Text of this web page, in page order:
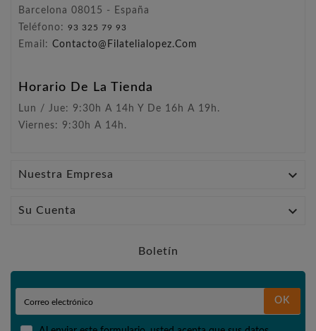
Barcelona 08015 - España
Teléfono: 93 325 79 93
Email: Contacto@filatelialopez.com
Horario De La Tienda
Lun / Jue: 9:30h A 14h Y De 16h A 19h.
Viernes: 9:30h A 14h.
Nuestra Empresa 
Su Cuenta 
Boletín
OK